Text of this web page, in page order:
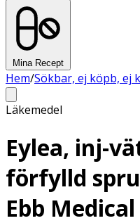
Mina Recept
Hem/Sökbar, ej köpb, ej
Läkemedel
Eylea, inj-
förfylld
Ebb